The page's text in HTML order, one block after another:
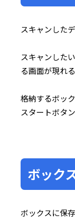
スキャンした
スキャンした
る画面が現れ
格納するボッ
スタートボタ
ボック
ボックスに保